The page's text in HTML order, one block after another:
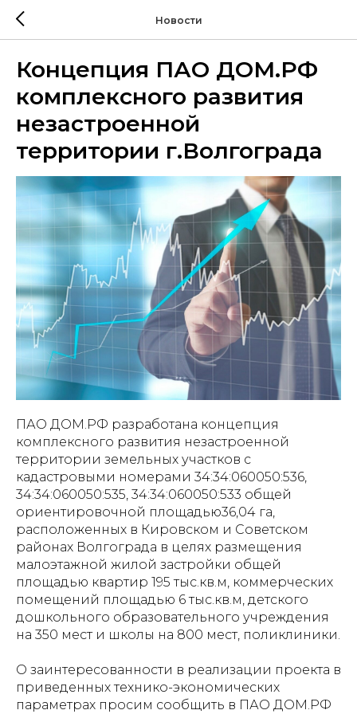
Новости
Концепция ПАО ДОМ.РФ
комплексного развития
незастроенной
территории г.Волгограда
ПАО ДОМ.РФ разработана концепция
комплексного развития незастроенной
территории земельных участков с
кадастровыми номерами 34:34:060050:536,
34:34:060050:535, 34:34:060050:533 общей
ориентировочной площадью36,04 га,
расположенных в Кировском и Советском
районах Волгограда в целях размещения
малоэтажной жилой застройки общей
площадью квартир 195 тыс.кв.м, коммерческих
помещений площадью 6 тыс.кв.м, детского
дошкольного образовательного учреждения
на 350 мест и школы на 800 мест, поликлиники.
О заинтересованности в реализации проекта в
приведенных технико-экономических
параметрах просим сообщить в ПАО ДОМ.РФ